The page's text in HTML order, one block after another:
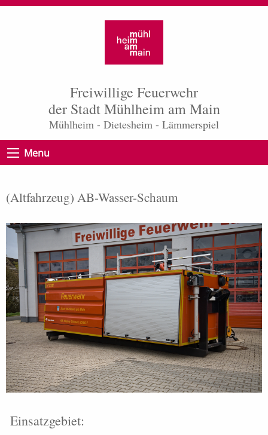
Freiwillige Feuerwehr
der Stadt Mühlheim am Main
Mühlheim - Dietesheim - Lämmerspiel
Menu
(Altfahrzeug) AB-Wasser-Schaum
Einsatzgebiet: